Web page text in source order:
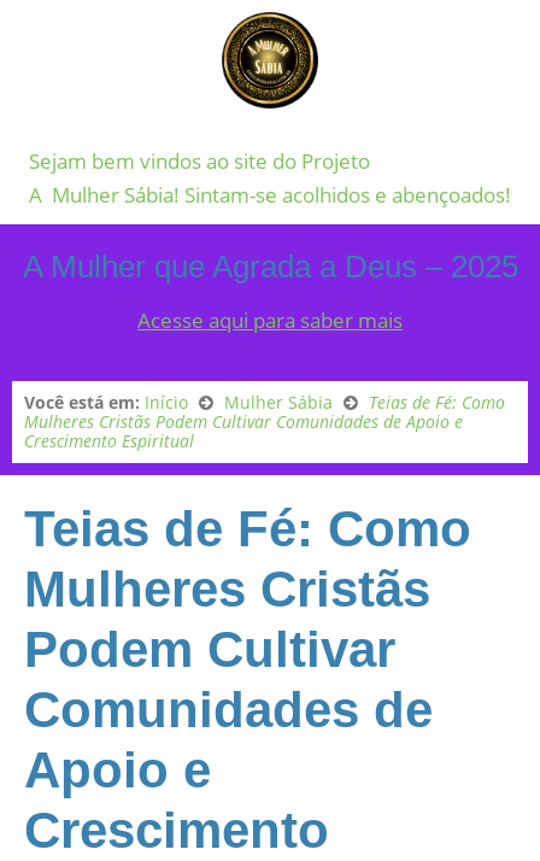
Sejam bem vindos ao site do Projeto
A Mulher Sábia! Sintam-se acolhidos e abençoados!
A Mulher que Agrada a Deus – 2025
Acesse aqui para saber mais
Você está em: Início Mulher Sábia
Teias de Fé: Como
Mulheres Cristãs Podem Cultivar Comunidades de Apoio e
Crescimento Espiritual
Teias de Fé: Como
Mulheres Cristãs
Podem Cultivar
Comunidades de
Apoio e
Crescimento